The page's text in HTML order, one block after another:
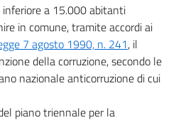
a 15.000 abitanti
in comune, tramite accordi ai
7 agosto 1990, n. 241, il
della corruzione, secondo le
nazionale anticorruzione di cui
piano triennale per la